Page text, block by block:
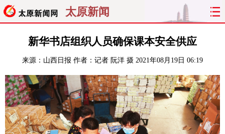
太原新闻
首页 聚焦 太原 山西
经济 关注 文明 出行
纵横 曝光 综合 专题
旅游 理财 政务 教育
新华书店组织人员确保课本安全供应
来源： 山西日报 作者：记者 阮洋 摄 2021年08月19日 06:19